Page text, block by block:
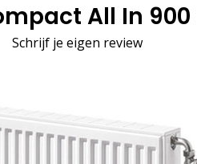
All In
Schrijf je eigen review